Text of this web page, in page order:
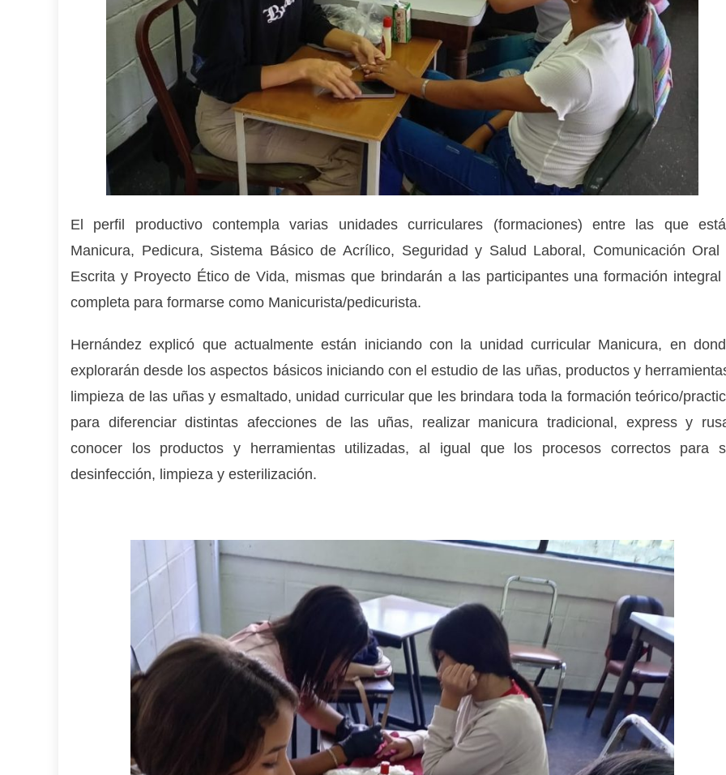
El perfil productivo contempla varias unidades curriculares (formaciones) entre las que
Manicura, Pedicura, Sistema Básico de Acrílico, Seguridad y Salud Laboral, Comunicación Oral
Escrita y Proyecto Ético de Vida, mismas que brindarán a las participantes una formación integral
completa para formarse como Manicurista/pedicurista.
Hernández explicó que actualmente están iniciando con la unidad curricular Manicura, en
explorarán desde los aspectos básicos iniciando con el estudio de las uñas, productos y
limpieza de las uñas y esmaltado, unidad curricular que les brindara toda la formación teórico/
para diferenciar distintas afecciones de las uñas, realizar manicura tradicional, express y
conocer los productos y herramientas utilizadas, al igual que los procesos correctos para
desinfección, limpieza y esterilización.